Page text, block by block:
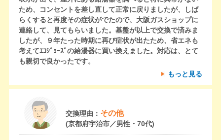
ため、コンセントを差し直して正常に戻りましたが、しば
らくすると再度その症状がでたので、大阪ガスショップに
連絡して、見てもらいました。基盤が以上で交換で済みま
したが、９年たった時期に再び症状が出たため、省エネも
考えてｴｺｼﾞｮｰｽﾞの給湯器に買い換えました。対応は、とて
も親切で良かったです。
もっと見る
交換理由： その他
(京都府宇治市／男性・70代)